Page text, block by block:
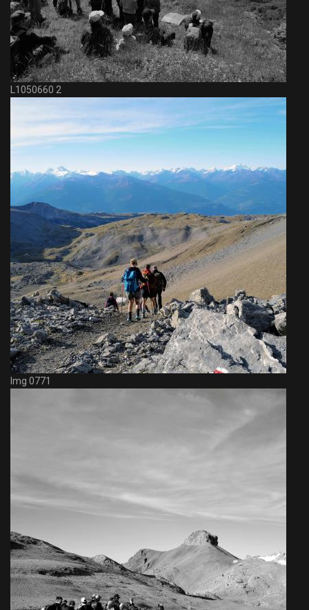
L1050660 2
Img 0771